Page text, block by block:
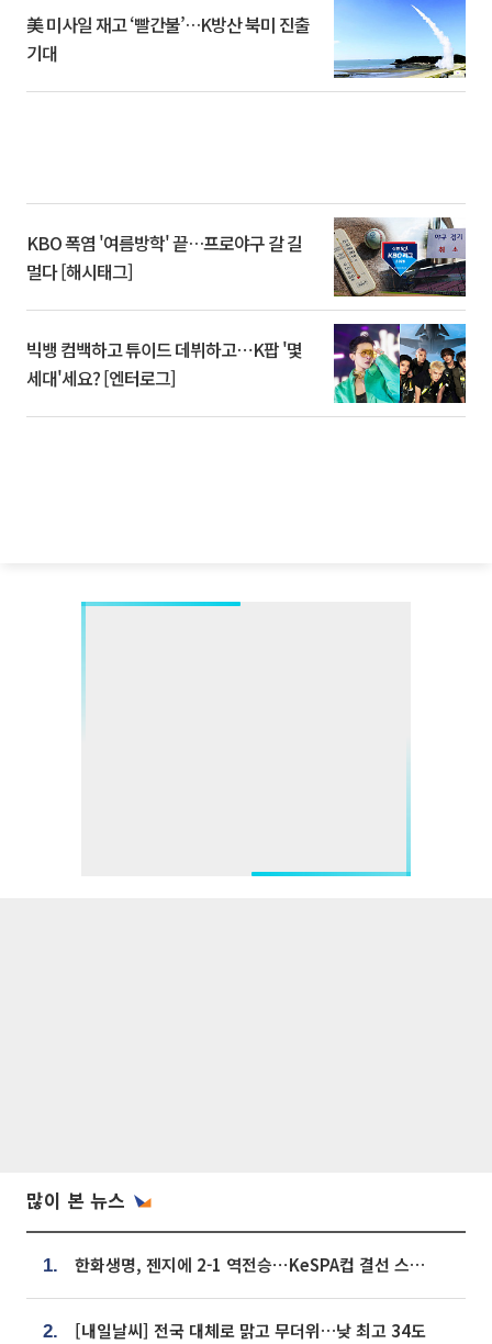
美 미사일 재고 ‘빨간불’…K방산 북미 진출
기대
KBO 폭염 '여름방학' 끝…프로야구 갈 길
멀다 [해시태그]
빅뱅 컴백하고 튜이드 데뷔하고⋯K팝 '몇
세대'세요? [엔터로그]
많이 본 뉴스
1. 한화생명, 젠지에 2-1 역전승⋯KeSPA컵 결선 스테이지 2 직행
2. [내일날씨] 전국 대체로 맑고 무더위…낮 최고 34도